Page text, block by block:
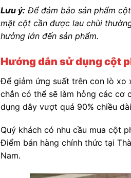
Lưu ý: Để đảm bảo sản phẩm
mặt cột cần được lau chùi
hưởng lớn đến sản phẩm.
Hướng dẫn sử dụng cột
Để giảm ứng suất trên con lò xo
chắn có thể sẽ làm hỏng các cơ
dụng dây vượt quá 90% chiều
Quý khách có nhu cầu mua cột
Điểm bán hàng chính thức tại
Nam.